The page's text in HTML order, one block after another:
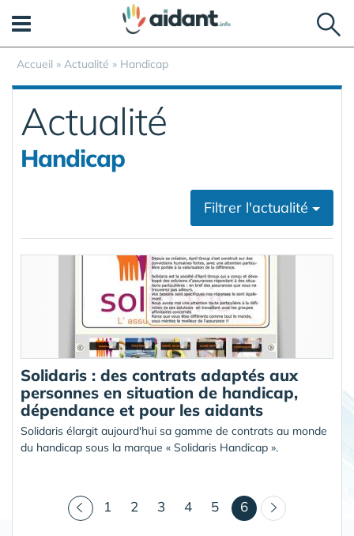
Accueil » Actualité » Handicap
Actualité
Handicap
Filtrer l'actualité
Solidaris : des contrats adaptés aux
personnes en situation de handicap,
dépendance et pour les aidants
Solidaris élargit aujourd'hui sa gamme de contrats au monde
du handicap sous la marque « Solidaris Handicap ».
1 2 3 4 5 6(courant)
Panneau de gestion des cookies